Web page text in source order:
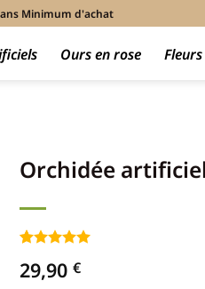
Minimum d'achat
Ours en rose
Orchidée
5 basé sur
29,90 €